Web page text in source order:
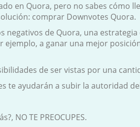
en Quora, pero no sabes cómo
comprar Downvotes Quora.
negativos de Quora, una
ejemplo, a ganar una mejor
de ser vistas por una
te ayudarán a subir la autoridad
NO TE PREOCUPES.